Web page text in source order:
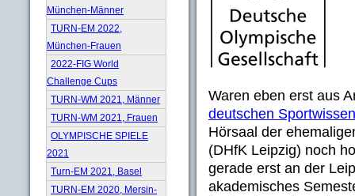
München-Männer
TURN-EM 2022,
München-Frauen
2022-FIG World
Challenge Cups
TURN-WM 2021, Männer
TURN-WM 2021, Frauen
OLYMPISCHE SPIELE
2021
Turn-EM 2021, Basel
TURN-EM 2020, Mersin-
Waren eben erst aus
deutschen
Hörsaal der
(DHfK Leipzig) noch
gerade erst an der
akademisches